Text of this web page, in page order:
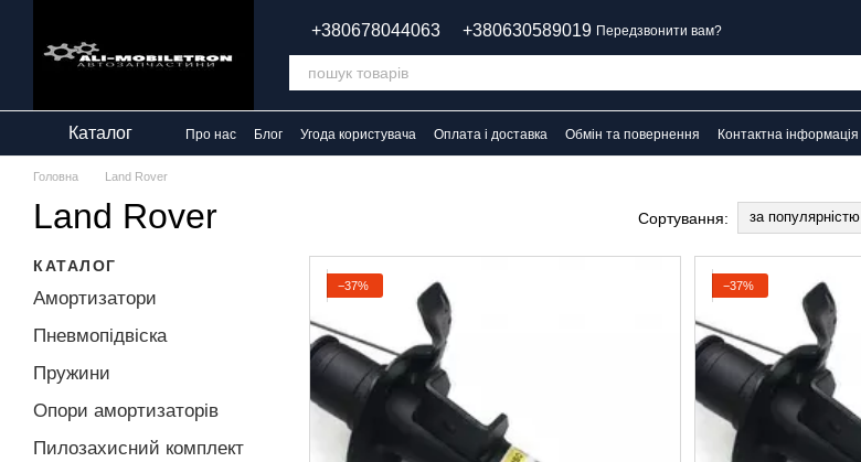
+380678044063 +380630589019 Передзвонити вам?
Каталог Про нас Блог Угода користувача Оплата і доставка Обмін та повернення Контактна інформація
Головна Land Rover
Land Rover Сортування: за популярністю
−37% −37%
КАТАЛОГ
Амортизатори
Пневмопідвіска
Пружини
Опори амортизаторів
Пилозахисний комплект